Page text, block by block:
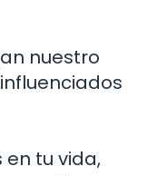
nuestro
en tu vida,